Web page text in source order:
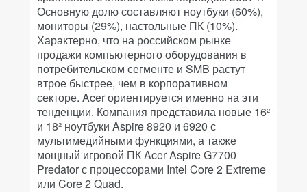
Основную долю составляют ноутбуки (60%),
мониторы (29%), настольные ПК (10%).
Характерно, что на российском рынке
продажи компьютерного оборудования в
потребительском сегменте и SMB растут
втрое быстрее, чем в корпоративном
секторе. Acer ориентируется именно на эти
тенденции. Компания представила новые 16²
и 18² ноутбуки Aspire 8920 и 6920 с
мультимедийными функциями, а также
мощный игровой ПК Acer Aspire G7700
Predator с процессорами Intel Core 2 Extreme
или Core 2 Quad.